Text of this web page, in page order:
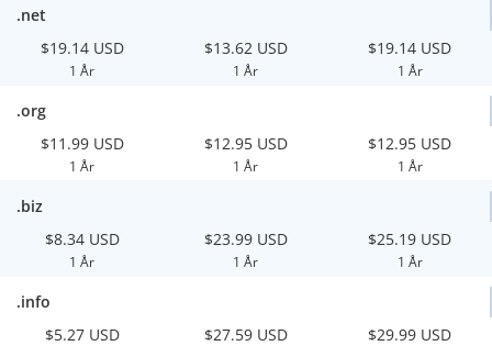
.net
$19.14 USD
1 År
$13.62 USD
1 År
$19.14 USD
1 År
.org
$11.99 USD
1 År
$12.95 USD
1 År
$12.95 USD
1 År
.biz
$8.34 USD
1 År
$23.99 USD
1 År
$25.19 USD
1 År
.info
$5.27 USD
$27.59 USD $29.99 USD